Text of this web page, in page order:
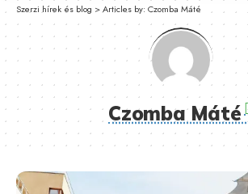
Szerzi hírek és blog >Articles by: Czomba Máté
Czomba Máté